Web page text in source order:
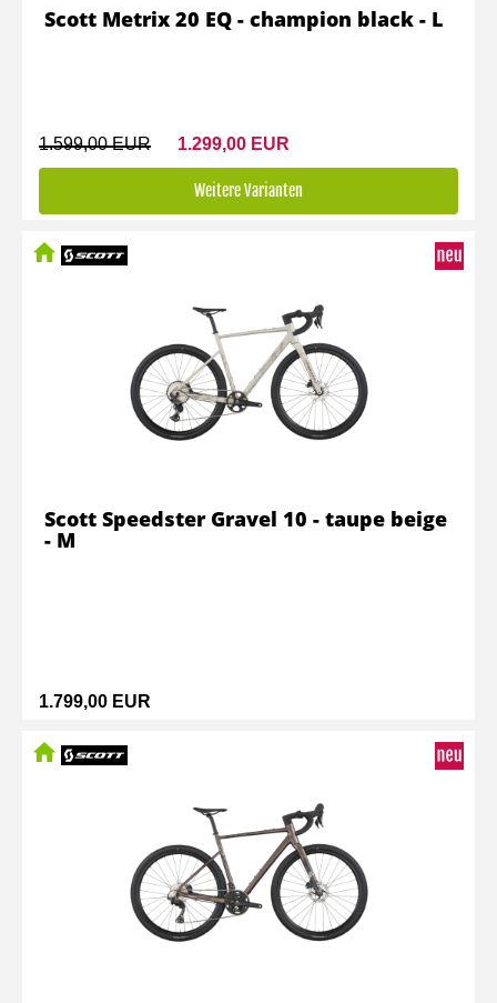
1.599,00 EUR 1.299,00 EUR
Weitere Varianten
Scott Metrix 20 EQ - champion black - L
1.799,00 EUR
Scott Speedster Gravel 10 - taupe beige
- M